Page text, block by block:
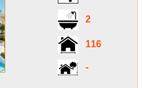
2
116
-